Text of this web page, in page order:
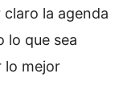
la agenda
lo que sea
lo mejor